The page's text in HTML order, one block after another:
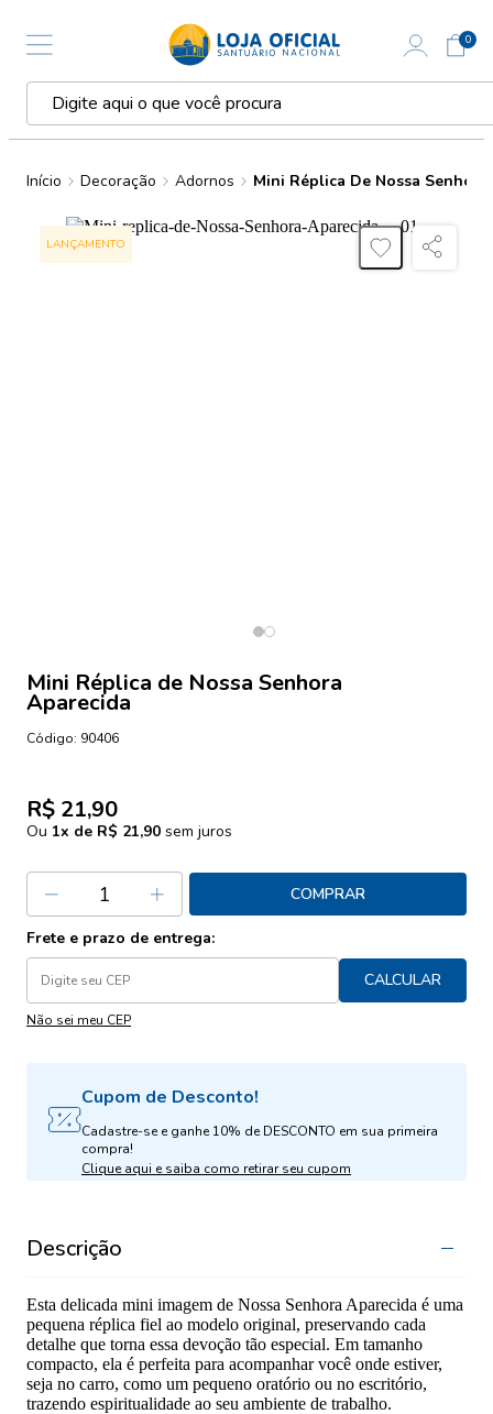
0
Início Decoração Adornos Mini Réplica De Nossa
LANÇAMENTO
Mini Réplica de Nossa Senhora
Aparecida
Código: 90406
R$ 21,90
Ou 1x de R$ 21,90 sem juros
COMPRAR
Frete e prazo de entrega:
CALCULAR
Não sei meu CEP
Cupom de Desconto!
Cadastre-se e ganhe 10% de DESCONTO em sua primeira
compra!
Clique aqui e saiba como retirar seu cupom
Descrição
Esta delicada mini imagem de Nossa Senhora Aparecida é uma
pequena réplica fiel ao modelo original, preservando cada
detalhe que torna essa devoção tão especial. Em tamanho
compacto, ela é perfeita para acompanhar você onde estiver,
seja no carro, como um pequeno oratório ou no escritório,
trazendo espiritualidade ao seu ambiente de trabalho.